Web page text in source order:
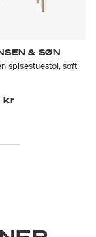
& SØN
spisestuestol, soft
kr